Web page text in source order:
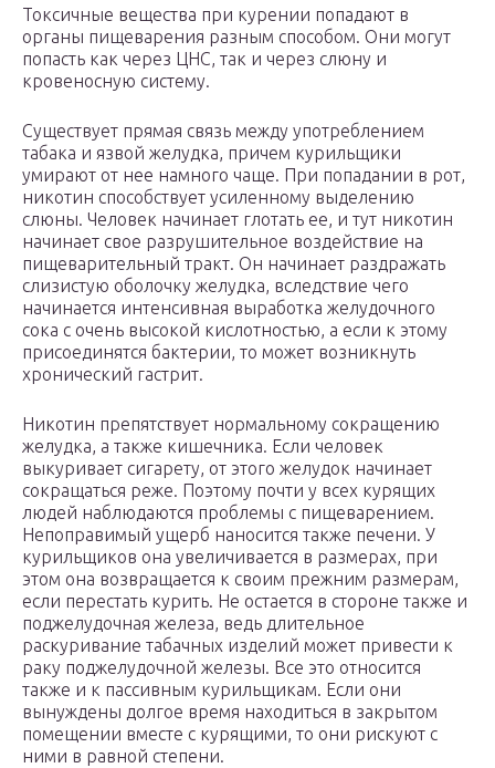
Токсичные вещества при курении попадают в
органы пищеварения разным способом. Они могут
попасть как через ЦНС, так и через слюну и
кровеносную систему.
Существует прямая связь между употреблением
табака и язвой желудка, причем курильщики
умирают от нее намного чаще. При попадании в рот,
никотин способствует усиленному выделению
слюны. Человек начинает глотать ее, и тут никотин
начинает свое разрушительное воздействие на
пищеварительный тракт. Он начинает раздражать
слизистую оболочку желудка, вследствие чего
начинается интенсивная выработка желудочного
сока с очень высокой кислотностью, а если к этому
присоединятся бактерии, то может возникнуть
хронический гастрит.
Никотин препятствует нормальному сокращению
желудка, а также кишечника. Если человек
выкуривает сигарету, от этого желудок начинает
сокращаться реже. Поэтому почти у всех курящих
людей наблюдаются проблемы с пищеварением.
Непоправимый ущерб наносится также печени. У
курильщиков она увеличивается в размерах, при
этом она возвращается к своим прежним размерам,
если перестать курить. Не остается в стороне также и
поджелудочная железа, ведь длительное
раскуривание табачных изделий может привести к
раку поджелудочной железы. Все это относится
также и к пассивным курильщикам. Если они
вынуждены долгое время находиться в закрытом
помещении вместе с курящими, то они рискуют с
ними в равной степени.